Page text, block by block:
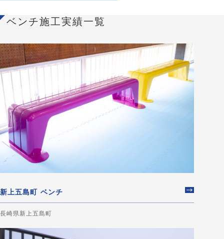
ベンチ施工実績一覧
新上五島町 ベンチ
長崎県新上五島町